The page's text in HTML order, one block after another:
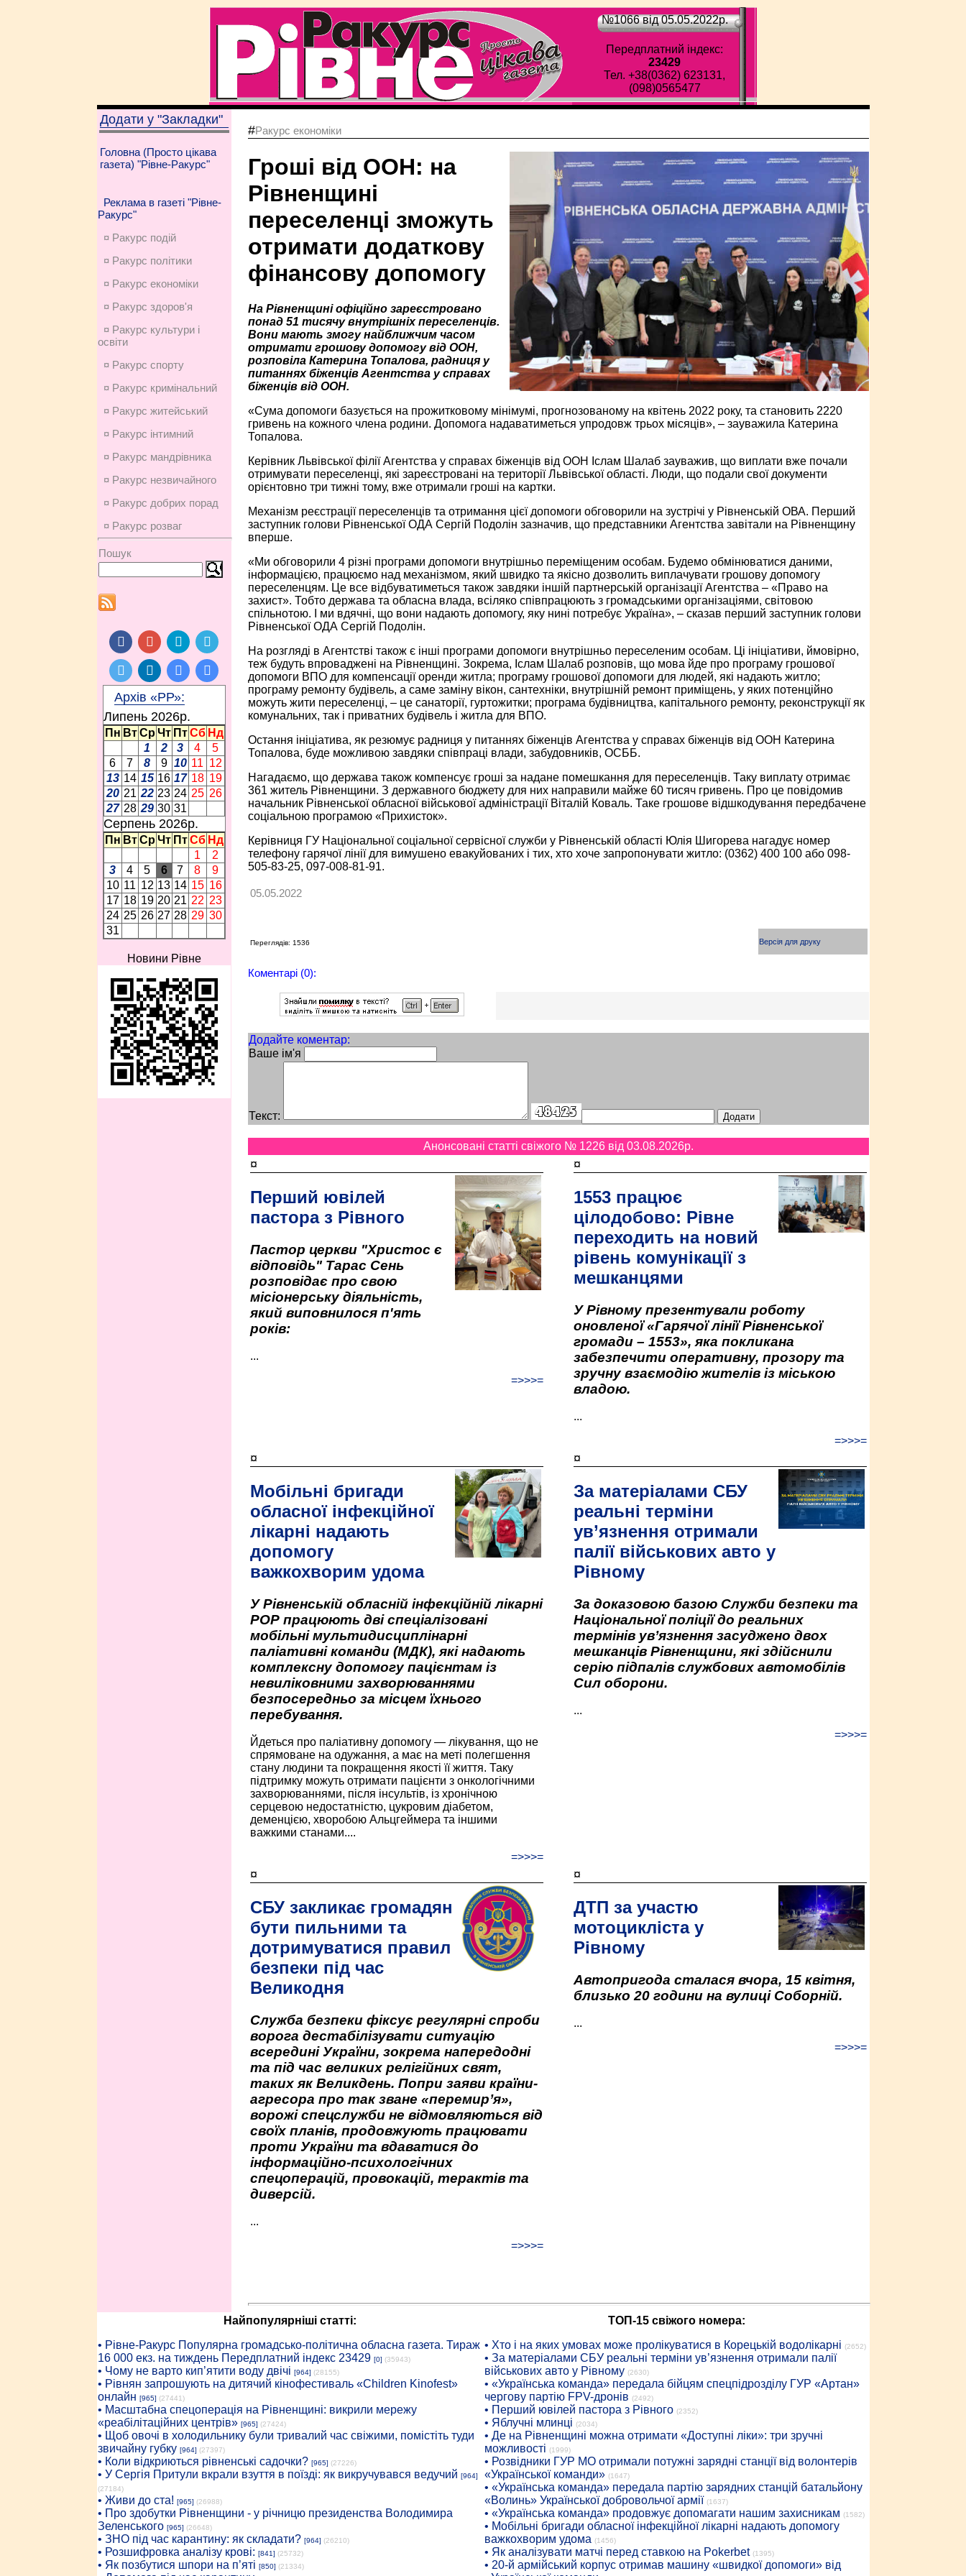
№1066 від 05.05.2022p.
Передплатний індекс:
23429
Тел. +38(0362) 623131,
(098)0565477
Додати у "Закладки"
Головна (Просто цікава
газета) "Рівне-Ракурс"
Реклама в газеті "Рівне-
Ракурс"
¤ Ракурс подій
¤ Ракурс політики
¤ Ракурс економiки
¤ Ракурс здоров'я
¤ Ракурс культури і
освіти
¤ Ракурс спорту
¤ Ракурс кримінальний
¤ Ракурс житейський
¤ Ракурс інтимний
¤ Ракурс мандрівника
¤ Ракурс незвичайного
¤ Ракурс добрих порад
¤ Ракурс розваг
Пошук
Архів «РР»:
Липень 2026p.
Пн Вт Ср Чт Пт Сб Нд
1
2 3 4
5
6
7 8 9 10 11 12
13 14 15 16 17 18 19
20 21 22 23 24 25 26
27 28 29 30 31
Серпень 2026p.
Пн Вт Ср Чт Пт Сб Нд
1
2
3
4 5 6 7 8
9
10 11 12 13 14 15 16
17 18 19 20 21 22 23
24 25 26 27 28 29 30
31
Новини Рівне
#Ракурс економiки
Гроші від ООН: на
Рівненщині
переселенці зможуть
отримати додаткову
фінансову допомогу
На Рівненщині офіційно зареєстровано
понад 51 тисячу внутрішніх переселенців.
Вони мають змогу найближчим часом
отримати грошову допомогу від ООН,
розповіла Катерина Топалова, радниця у
питаннях біженців Агентства у справах
біженців від ООН.
«Сума допомоги базується на прожитковому мінімумі, прогнозованому на квітень 2022 року, та становить 2220
гривень на кожного члена родини. Допомога надаватиметься упродовж трьох місяців», – зауважила Катерина
Топалова.
Керівник Львівської філії Агентства у справах біженців від ООН Іслам Шалаб зауважив, що виплати вже почали
отримувати переселенці, які зареєстровані на території Львівської області. Люди, що подали свої документи
орієнтовно три тижні тому, вже отримали гроші на картки.
Механізм реєстрації переселенців та отримання цієї допомоги обговорили на зустрічі у Рівненській ОВА. Перший
заступник голови Рівненської ОДА Сергій Подолін зазначив, що представники Агентства завітали на Рівненщину
вперше.
«Ми обговорили 4 різні програми допомоги внутрішньо переміщеним особам. Будемо обмінюватися даними,
інформацією, працюємо над механізмом, який швидко та якісно дозволить виплачувати грошову допомогу
переселенцям. Це все відбуватиметься також завдяки іншій партнерській організації Агентства – «Право на
захист». Тобто держава та обласна влада, всіляко співпрацюють з громадськими організаціями, світовою
спільнотою. І ми вдячні, що вони надають допомогу, яку нині потребує Україна», – сказав перший заступник голови
Рівненської ОДА Сергій Подолін.
На розгляді в Агентстві також є інші програми допомоги внутрішньо переселеним особам. Ці ініціативи, ймовірно,
теж будуть впроваджені на Рівненщині. Зокрема, Іслам Шалаб розповів, що мова йде про програму грошової
допомоги ВПО для компенсації оренди житла; програму грошової допомоги для людей, які надають житло;
програму ремонту будівель, а саме заміну вікон, сантехніки, внутрішній ремонт приміщень, у яких потенційно
можуть жити переселенці, – це санаторії, гуртожитки; програма будівництва, капітального ремонту, реконструкції як
комунальних, так і приватних будівель і житла для ВПО.
Остання ініціатива, як резюмує радниця у питаннях біженців Агентства у справах біженців від ООН Катерина
Топалова, буде можливою завдяки співпраці влади, забудовників, ОСББ.
Нагадаємо, що держава також компенсує гроші за надане помешкання для переселенців. Таку виплату отримає
361 житель Рівненщини. З державного бюджету для них направили майже 60 тисяч гривень. Про це повідомив
начальник Рівненської обласної військової адміністрації Віталій Коваль. Таке грошове відшкодування передбачене
соціальною програмою «Прихисток».
Керівниця ГУ Національної соціальної сервісної служби у Рівненській області Юлія Шигорева нагадує номер
телефону гарячої лінії для вимушено евакуйованих і тих, хто хоче запропонувати житло: (0362) 400 100 або 098-
505-83-25, 097-008-81-91.
05.05.2022
Переглядів: 1536 Версія для друку
Коментарі (0):
Додайте коментар:
Ваше ім'я
Текст:
Анонсовані статті свіжого № 1226 від 03.08.2026p.
¤
Перший ювілей
пастора з Рівного
Пастор церкви "Христос є
відповідь" Тарас Сень
розповідає про свою
місіонерську діяльність,
який виповнилося п'ять
років:
...
=>>>=
¤
1553 працює
цілодобово: Рівне
переходить на новий
рівень комунікації з
мешканцями
У Рівному презентували роботу
оновленої «Гарячої лінії Рівненської
громади – 1553», яка покликана
забезпечити оперативну, прозору та
зручну взаємодію жителів із міською
владою.
...
=>>>=
¤
Мобільні бригади
обласної інфекційної
лікарні надають
допомогу
важкохворим удома
У Рівненській обласній інфекційній лікарні
РОР працюють дві спеціалізовані
мобільні мультидисциплінарні
паліативні команди (МДК), які надають
комплексну допомогу пацієнтам із
невиліковними захворюваннями
безпосередньо за місцем їхнього
перебування.
Йдеться про паліативну допомогу — лікування, що не
спрямоване на одужання, а має на меті полегшення
стану людини та покращення якості її життя. Таку
підтримку можуть отримати пацієнти з онкологічними
захворюваннями, після інсультів, із хронічною
серцевою недостатністю, цукровим діабетом,
деменцією, хворобою Альцгеймера та іншими
важкими станами....
=>>>=
¤
За матеріалами СБУ
реальні терміни
ув’язнення отримали
палії військових авто у
Рівному
За доказовою базою Служби безпеки та
Національної поліції до реальних
термінів ув’язнення засуджено двох
мешканців Рівненщини, які здійснили
серію підпалів службових автомобілів
Сил оборони.
...
=>>>=
¤
СБУ закликає громадян
бути пильними та
дотримуватися правил
безпеки під час
Великодня
Служба безпеки фіксує регулярні спроби
ворога дестабілізувати ситуацію
всередині України, зокрема напередодні
та під час великих релігійних свят,
таких як Великдень. Попри заяви країни-
агресора про так зване «перемир’я»,
ворожі спецслужби не відмовляються від
своїх планів, продовжують працювати
проти України та вдаватися до
інформаційно-психологічних
спецоперацій, провокацій, терактів та
диверсій.
...
=>>>=
¤
ДТП за участю
мотоцикліста у
Рівному
Автопригода сталася вчора, 15 квітня,
близько 20 години на вулиці Соборній.
...
=>>>=
Найпопулярніші статті:
• Рiвне-Ракурс Популярна громадсько-політична обласна газета. Тираж
16 000 екз. на тиждень Передплатний індекс 23429 [0] (35943)
• Чому не варто кип’ятити воду двічі [964] (28155)
• Рівнян запрошують на дитячий кінофестиваль «Children Kinofest»
онлайн [965] (27441)
• Масштабна спецоперація на Рівненщині: викрили мережу
«реабілітаційних центрів» [965] (27424)
• Щоб овочі в холодильнику були тривалий час свіжими, помістіть туди
звичайну губку [964] (27397)
• Коли відкриються рівненські садочки? [965] (27226)
• У Сергія Притули вкрали взуття в поїзді: як викручувався ведучий [964]
(27184)
• Живи до ста! [965] (26988)
• Про здобутки Рівненщини - у річницю президенства Володимира
Зеленського [965] (26648)
• ЗНО під час карантину: як складати? [964] (26210)
• Розшифровка аналізу крові: [841] (25732)
• Як позбутися шпори на п’яті [850] (21334)
ТОП-15 свіжого номера:
• Хто і на яких умовах може пролікуватися в Корецькій водолікарні (2652)
• За матеріалами СБУ реальні терміни ув’язнення отримали палії
військових авто у Рівному (2630)
• «Українська команда» передала бійцям спецпідрозділу ГУР «Артан»
чергову партію FPV-дронів (2492)
• Перший ювілей пастора з Рівного (2352)
• Яблучні млинці (2034)
• Де на Рівненщині можна отримати «Доступні ліки»: три зручні
можливості (1999)
• Розвідники ГУР МО отримали потужні зарядні станції від волонтерів
«Української команди» (1647)
• «Українська команда» передала партію зарядних станцій батальйону
«Волинь» Української добровольчої армії (1637)
• «Українська команда» продовжує допомагати нашим захисникам (1582)
• Мобільні бригади обласної інфекційної лікарні надають допомогу
важкохворим удома (1456)
• Як аналізувати матчі перед ставкою на Pokerbet (1395)
• 20-й армійський корпус отримав машину «швидкої допомоги» від